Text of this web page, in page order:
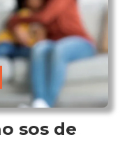
sos de